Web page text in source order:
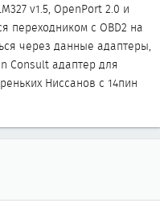
v1.5, OpenPort 2.0 и
переходником с OBD2 на
через данные адаптеры,
Consult адаптер для
Ниссанов с 14пин